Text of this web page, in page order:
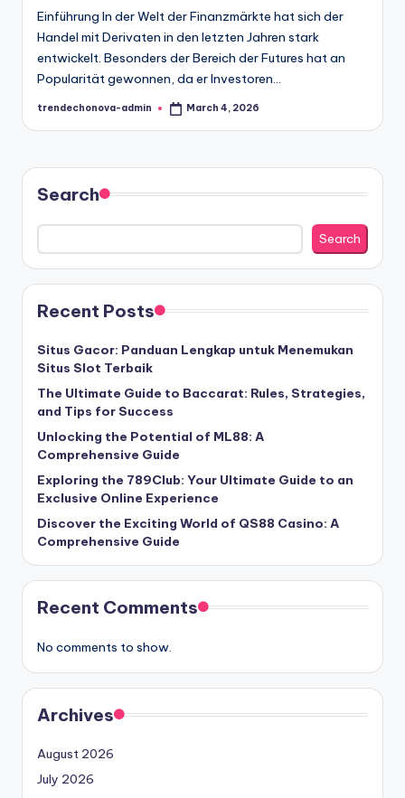
Einführung In der Welt der Finanzmärkte hat sich der
Handel mit Derivaten in den letzten Jahren stark
entwickelt. Besonders der Bereich der Futures hat an
Popularität gewonnen, da er Investoren…
Posted
trendechonova-admin March 4, 2026
Search
Search
Recent Posts
Situs Gacor: Panduan Lengkap untuk Menemukan
Situs Slot Terbaik
The Ultimate Guide to Baccarat: Rules, Strategies,
and Tips for Success
Unlocking the Potential of ML88: A
Comprehensive Guide
Exploring the 789Club: Your Ultimate Guide to an
Exclusive Online Experience
Discover the Exciting World of QS88 Casino: A
Comprehensive Guide
Recent Comments
No comments to show.
Archives
August 2026
July 2026